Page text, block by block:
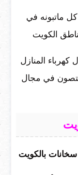
ماتبونه في
الكويت
المنازل
في مجال
بالكويت